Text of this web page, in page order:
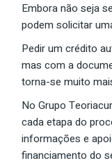
Embora não seja
podem solicitar
Pedir um crédito
mas com a
torna-se muito
No Grupo
cada etapa do
informações e
financiamento do